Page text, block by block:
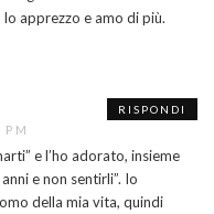
apprezzo e amo di più.
e l’ho adorato, insieme
e non sentirli”. Io
della mia vita, quindi
RISPONDI